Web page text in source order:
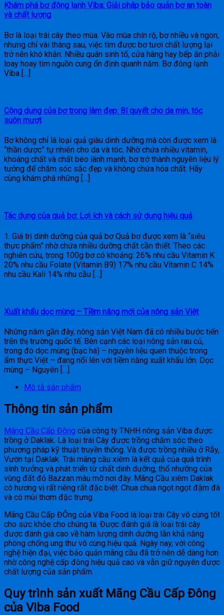
Khám phá bơ đông lạnh Viba: Giải pháp bảo quản bơ an toàn
và chất lượng
Bơ là loại trái cây theo mùa. Vào mùa chín rộ, bơ nhiều và ngon,
nhưng chỉ vài tháng sau, việc tìm được bơ tươi chất lượng lại
trở nên khó khăn. Nhiều quán sinh tố, cửa hàng hay bếp ăn phải
loay hoay tìm nguồn cung ổn định quanh năm. Bơ đông lạnh
Viba […]
Công dụng của bơ trong làm đẹp: Bí quyết cho da mịn, tóc
suôn mượt
Bơ không chỉ là loại quả giàu dinh dưỡng mà còn được xem là
“thần dược” tự nhiên cho da và tóc. Nhờ chứa nhiều vitamin,
khoáng chất và chất béo lành mạnh, bơ trở thành nguyên liệu lý
tưởng để chăm sóc sắc đẹp và không chứa hóa chất. Hãy
cùng khám phá những […]
Tác dụng của quả bơ: Lợi ích và cách sử dụng hiệu quả
1. Giá trị dinh dưỡng của quả bơ Quả bơ được xem là “siêu
thực phẩm” nhờ chứa nhiều dưỡng chất cần thiết. Theo các
nghiên cứu, trong 100g bơ có khoảng: 26% nhu cầu Vitamin K
20% nhu cầu Folate (Vitamin B9) 17% nhu cầu Vitamin C 14%
nhu cầu Kali 14% nhu cầu […]
Xuất khẩu dọc mùng – Tiềm năng mới của nông sản Việt
Những năm gần đây, nông sản Việt Nam đã có nhiều bước tiến
trên thị trường quốc tế. Bên cạnh các loại nông sản rau củ,
trong đó dọc mùng (bạc hà) – nguyên liệu quen thuộc trong
ẩm thực Việt – đang nổi lên với tiềm năng xuất khẩu lớn. Dọc
mùng – Nguyên […]
Mô tả sản phẩm
Thông tin sản phẩm
Mãng Cầu Cấp Đông của công ty TNHH nông sản Viba được
trồng ở Daklak. Là loại trái Cây được trồng chăm sóc theo
phương pháp kỹ thuật truyền thống. Và được trồng nhiều ở Rẫy,
Vườn tại Daklak. Trái mãng cầu xiêm là kết quả của quá trình
sinh trưởng và phát triển từ chất dinh dưỡng, thổ nhưỡng của
vùng đất đỏ Bazzan màu mỡ nơi đây. Mãng Cầu xiêm Daklak
có hương vị rất riêng rất đặc biệt. Chua chua ngọt ngọt đậm đà
và có mùi thơm đặc trưng
Mãng Cầu Cấp ĐÔng của Viba Food là loại trái Cây vô cùng tốt
cho sức khỏe cho chúng ta. Được đánh giá là loại trái cây
được đánh giá cao về hàm lượng dinh dưỡng lẫn khả năng
phòng chống ung thư vô cùng hiệu quả. Ngày nay, với công
nghệ hiện đại, việc bảo quản mãng cầu đã trở nên dễ dàng hơn
nhờ công nghệ cấp đông hiệu quả cao và vẫn giữ nguyên được
chất lượng của sản phẩm.
Quy trình sản xuất Mãng Cầu Cấp Đông
của Viba Food